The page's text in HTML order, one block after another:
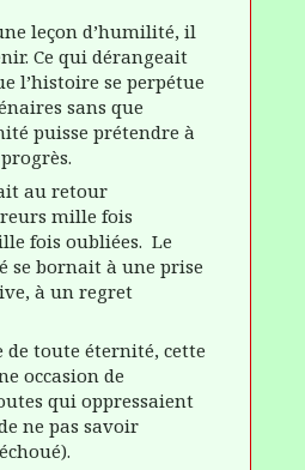
leçon d’humilité, il
Ce qui dérangeait
l’histoire se perpétue
sans que
puisse prétendre à
au retour
mille fois
fois oubliées. Le
se bornait à une prise
à un regret
de toute éternité, cette
occasion de
qui oppressaient
ne pas savoir